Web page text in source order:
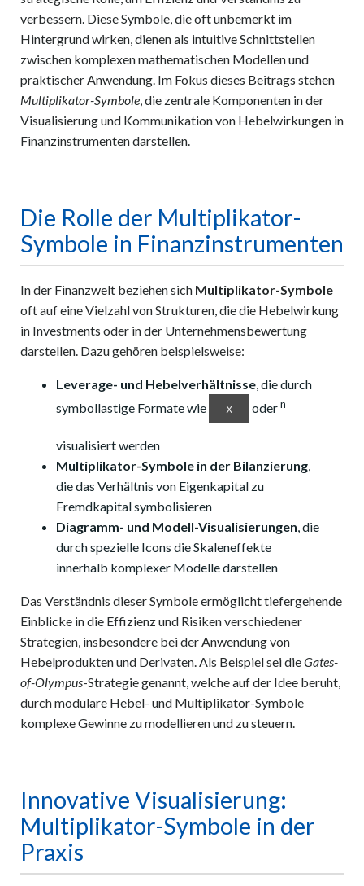
verbessern. Diese Symbole, die oft unbemerkt im
Hintergrund wirken, dienen als intuitive Schnittstellen
zwischen komplexen mathematischen Modellen und
praktischer Anwendung. Im Fokus dieses Beitrags stehen
Multiplikator-Symbole, die zentrale Komponenten in der
Visualisierung und Kommunikation von Hebelwirkungen in
Finanzinstrumenten darstellen.
Die Rolle der Multiplikator-
Symbole in Finanzinstrumenten
In der Finanzwelt beziehen sich Multiplikator-Symbole
oft auf eine Vielzahl von Strukturen, die die Hebelwirkung
in Investments oder in der Unternehmensbewertung
darstellen. Dazu gehören beispielsweise:
Leverage- und Hebelverhältnisse, die durch
symbollastige Formate wie
x odern
visualisiert werden
Multiplikator-Symbole in der Bilanzierung,
die das Verhältnis von Eigenkapital zu
Fremdkapital symbolisieren
Diagramm- und Modell-Visualisierungen, die
durch spezielle Icons die Skaleneffekte
innerhalb komplexer Modelle darstellen
Das Verständnis dieser Symbole ermöglicht tiefergehende
Einblicke in die Effizienz und Risiken verschiedener
Strategien, insbesondere bei der Anwendung von
Hebelprodukten und Derivaten. Als Beispiel sei dieGates-
of-Olympus-Strategie genannt, welche auf der Idee beruht,
durch modulare Hebel- und Multiplikator-Symbole
komplexe Gewinne zu modellieren und zu steuern.
Innovative Visualisierung:
Multiplikator-Symbole in der
Praxis